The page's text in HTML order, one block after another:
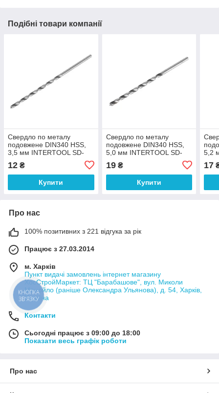
Подібні товари компанії
Свердло по металу
подовжене DIN340 HSS,
3,5 мм INTERTOOL SD-
12 ₴
Купити
Свердло по металу
подовжене DIN340 HSS,
5,0 мм INTERTOOL SD-
19₴
Купити
5,2
17
Про нас
100% позитивних з 221 відгука за рік
Працює з 27.03.2014
м. Харків
Пункт видачі замовлень інтернет магазину
ХосСтройМаркет: ТЦ "Барабашове", вул. Миколи
Манойло (раніше Олександра Ульянова), д. 54, Харків,
Україна
Контакти
Сьогодні працює з 09:00 до 18:00
Показати весь графік роботи
Про нас
КНОПКА
ЗВ'ЯЗКУ